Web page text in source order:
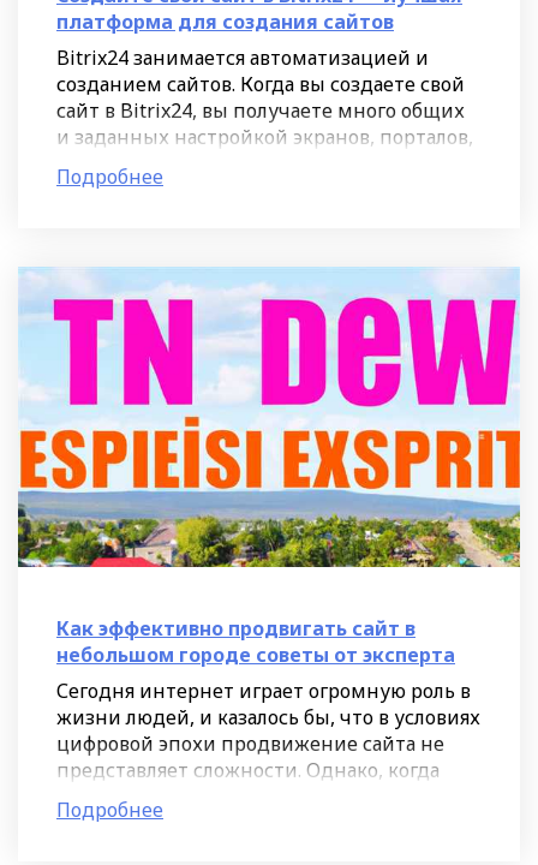
платформа для создания сайтов
Bitrix24 занимается автоматизацией и
созданием сайтов. Когда вы создаете свой
сайт в Bitrix24, вы получаете много общих
и заданных настройкой экранов, порталов,
страниц, блоков и виджетов. Данное
решение отлично подойдет для
Подробнее
Как эффективно продвигать сайт в
небольшом городе советы от эксперта
Сегодня интернет играет огромную роль в
жизни людей, и казалось бы, что в условиях
цифровой эпохи продвижение сайта не
представляет сложности. Однако, когда
речь идет о небольших городах и регионах,
ситуация может
Подробнее